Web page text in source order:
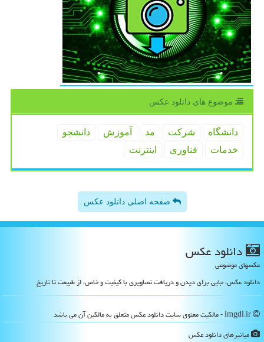
موضوع های دانلود عكس
دانشگاه شركت مد آموزش
دانشجو
خدمات
فناوری اینترنت
صفحه اصلی دانلود عکس
دانلود عكس
عکسهای موضوعی
دانلود عکس، جایی برای دیدن و دریافت تصاویری با کیفیت و خاص، از طبیعت تا تاریخ
میانبرهای دانلود عكس